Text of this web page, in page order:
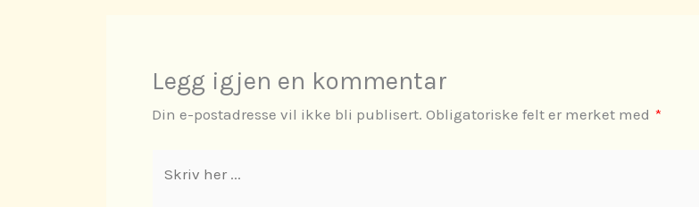
Legg igjen en kommentar
Din e-postadresse vil ikke bli publisert. Obligatoriske felt er merket med *